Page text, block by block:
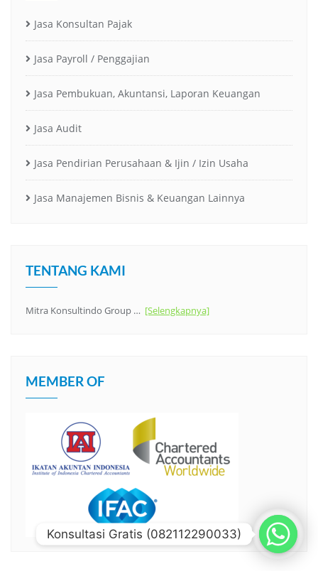
Jasa Konsultan Pajak
Jasa Payroll / Penggajian
Jasa Pembukuan, Akuntansi, Laporan Keuangan
Jasa Audit
Jasa Pendirian Perusahaan & Ijin / Izin Usaha
Jasa Manajemen Bisnis & Keuangan Lainnya
TENTANG KAMI
Mitra Konsultindo Group … [Selengkapnya]
MEMBER OF
Konsultasi Gratis (082112290033)